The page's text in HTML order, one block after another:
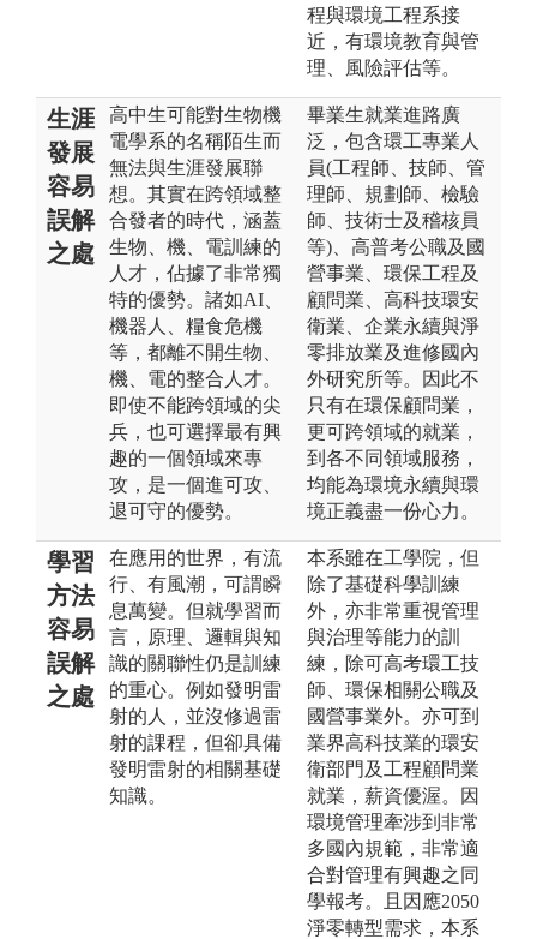
程與環境工程系接
近，有環境教育與管
理、風險評估等。
生涯
發展
容易
誤解
之處
高中生可能對生物機
電學系的名稱陌生而
無法與生涯發展聯
想。其實在跨領域整
合發者的時代，涵蓋
生物、機、電訓練的
人才，佔據了非常獨
特的優勢。諸如AI、
機器人、糧食危機
等，都離不開生物、
機、電的整合人才。
即使不能跨領域的尖
兵，也可選擇最有興
趣的一個領域來專
攻，是一個進可攻、
退可守的優勢。
畢業生就業進路廣
泛，包含環工專業人
員(工程師、技師、管
理師、規劃師、檢驗
師、技術士及稽核員
等)、高普考公職及國
營事業、環保工程及
顧問業、高科技環安
衛業、企業永續與淨
零排放業及進修國內
外研究所等。因此不
只有在環保顧問業，
更可跨領域的就業，
到各不同領域服務，
均能為環境永續與環
境正義盡一份心力。
學習
方法
容易
誤解
之處
在應用的世界，有流
行、有風潮，可謂瞬
息萬變。但就學習而
言，原理、邏輯與知
識的關聯性仍是訓練
的重心。例如發明雷
射的人，並沒修過雷
射的課程，但卻具備
發明雷射的相關基礎
知識。
本系雖在工學院，但
除了基礎科學訓練
外，亦非常重視管理
與治理等能力的訓
練，除可高考環工技
師、環保相關公職及
國營事業外。亦可到
業界高科技業的環安
衛部門及工程顧問業
就業，薪資優渥。因
環境管理牽涉到非常
多國內規範，非常適
合對管理有興趣之同
學報考。且因應2050
淨零轉型需求，本系